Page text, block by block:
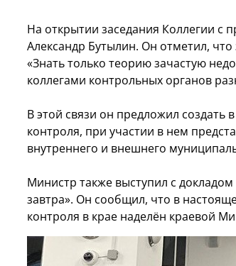
На открытии заседания Коллегии с
Александр Бутылин. Он отметил,
«Знать только теорию зачастую
коллегами контрольных органов
В этой связи он предложил
контроля, при участии в нем
внутреннего и внешнего
Министр также выступил с
завтра». Он сообщил, что в
контроля в крае наделён краевой